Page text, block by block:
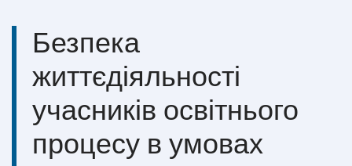
Безпека
життєдіяльності
учасників освітнього
процесу в умовах